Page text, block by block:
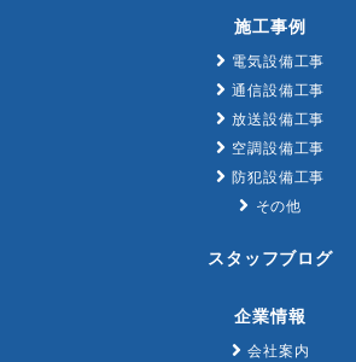
施工事例
電気設備工事
通信設備工事
放送設備工事
空調設備工事
防犯設備工事
その他
スタッフブログ
企業情報
会社案内